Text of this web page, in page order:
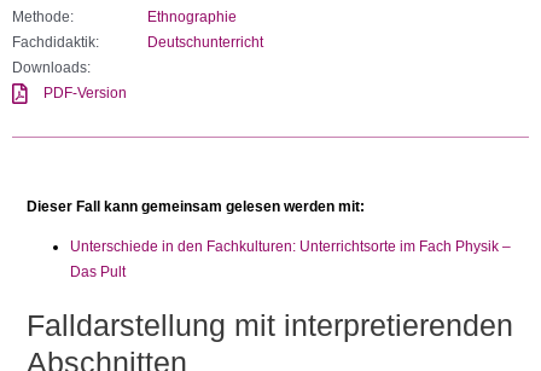
Methode:
Ethnographie
Fachdidaktik:
Deutschunterricht
Downloads:
PDF-Version
Dieser Fall kann gemeinsam gelesen werden mit:
Unterschiede in den Fachkulturen: Unterrichtsorte im Fach Physik –
Das Pult
Falldarstellung mit interpretierenden
Abschnitten